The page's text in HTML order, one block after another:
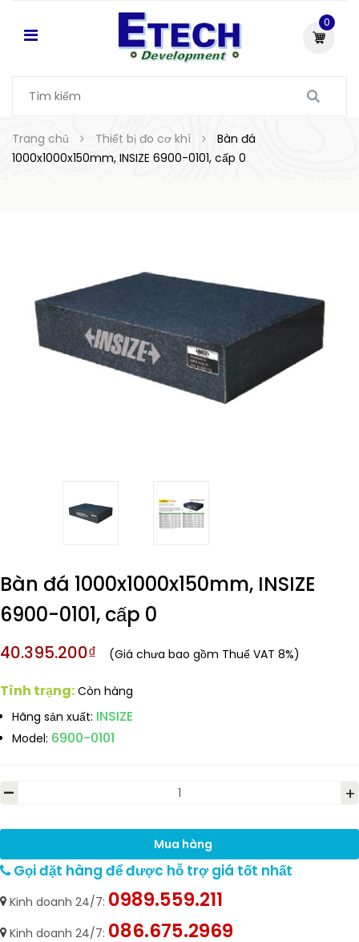
0
Trang chủ Thiết bị đo cơ khí
Bàn đá
1000x1000x150mm, INSIZE 6900-0101, cấp 0
Bàn đá 1000x1000x150mm, INSIZE
6900-0101, cấp 0
40.395.200₫ (Giá chưa bao gồm Thuế VAT 8%)
Tình trạng: Còn hàng
Hãng sản xuất: INSIZE
Model: 6900-0101
- +
Mua hàng
Gọi đặt hàng để được hỗ trợ giá tốt nhất
Kinh doanh 24/7: 0989.559.211
Kinh doanh 24/7: 086.675.2969